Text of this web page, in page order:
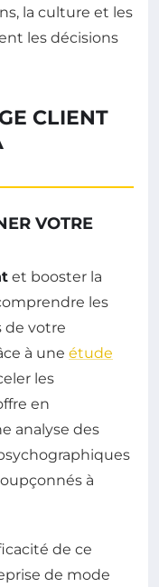
CLIENT
VOTRE
et booster la
les
de votre
à une étude
les
en
analyse des
à
de ce
de mode